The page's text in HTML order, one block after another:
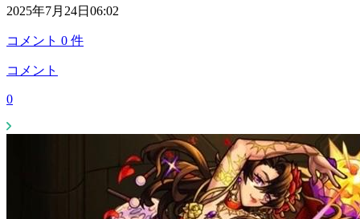
2025年7月24日06:02
コメント 0 件
コメント
0